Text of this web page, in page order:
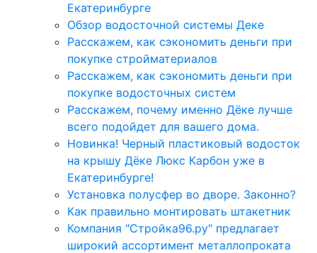
Екатеринбурге
Обзор водосточной системы Деке
Расскажем, как сэкономить деньги при
покупке стройматериалов
Расскажем, как сэкономить деньги при
покупке водосточных систем
Расскажем, почему именно Дёке лучше
всего подойдет для вашего дома.
Новинка! Черный пластиковый водосток
на крышу Дёке Люкс Карбон уже в
Екатеринбурге!
Установка полусфер во дворе. Законно?
Как правильно монтировать штакетник
Компания "Стройка96.ру" предлагает
широкий ассортимент металлопроката